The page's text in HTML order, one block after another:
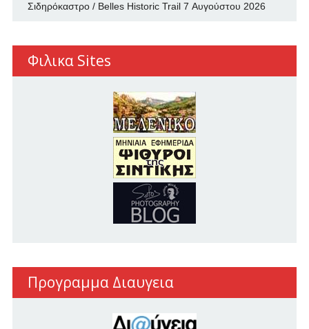
Σιδηρόκαστρο / Belles Historic Trail 7 Αυγούστου 2026
Φιλικα Sites
Προγραμμα Διαυγεια